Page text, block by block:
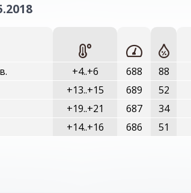
+4..+6 688 88
+13..+15 689 52
+19..+21 687 34
+14..+16 686 51